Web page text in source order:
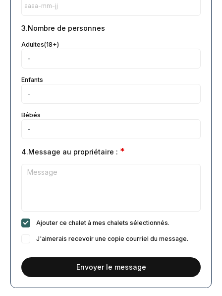
3.Nombre de personnes
Adultes(18+)
Enfants
Bébés
4.Message au propriétaire : *
Ajouter ce chalet à mes chalets sélectionnés.
J'aimerais recevoir une copie courriel du message.
Envoyer le message